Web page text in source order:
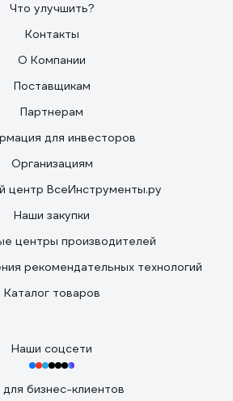
Что улучшить?
Контакты
О Компании
Поставщикам
Партнерам
для инвесторов
Организациям
центр ВсеИнструменты.ру
Наши закупки
центры производителей
рекомендательных технологий
Каталог товаров
Наши соцсети
для бизнес-клиентов